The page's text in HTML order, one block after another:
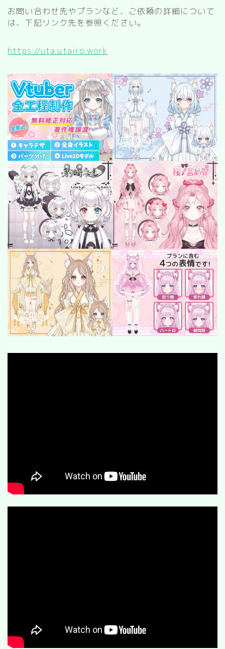
寝室
custom rooms
cityscape
park
facility
Restaurant/Cafe
countryside
病院
Shrine/temple
city
SF/Fantasy
cyber-
お問い合わせ先やプランなど、ご依頼の詳細について
は、下記リンク先を参照ください。
https://uta.utairo.work